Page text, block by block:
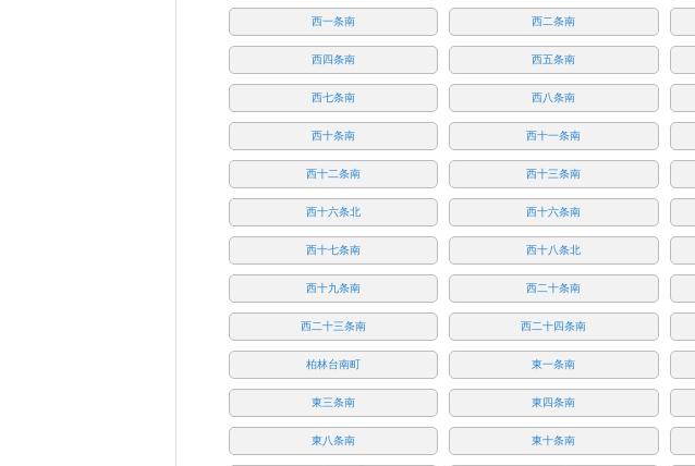
西一条南 西二条南
西四条南 西五条南
西七条南 西八条南
西十条南 西十一条南
西十二条南 西十三条南
西十六条北 西十六条南
西十七条南 西十八条北
西十九条南 西二十条南
西二十三条南 西二十四条南
柏林台南町 東一条南
東三条南 東四条南
東八条南 東十条南